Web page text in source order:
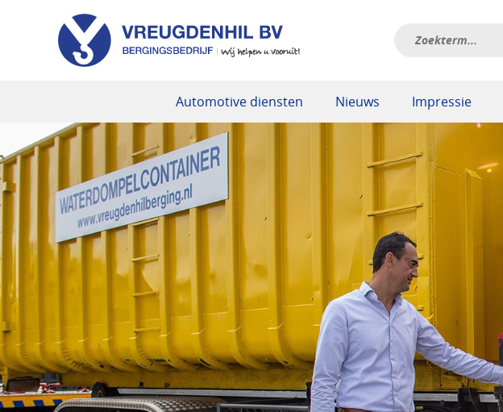
Automotive diensten Nieuws Impressie